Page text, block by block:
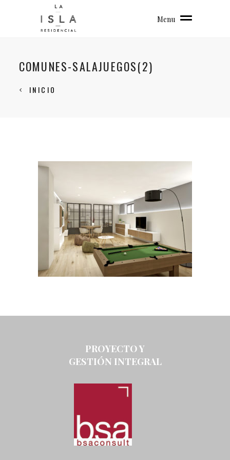
Menu
COMUNES-SALAJUEGOS(2)
INICIO
PROYECTO Y
GESTIÓN INTEGRAL